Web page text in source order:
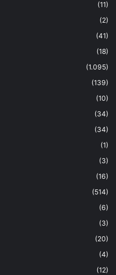
(11)
(2)
(41)
(18)
(1.095)
(139)
(10)
(34)
(34)
(1)
(3)
(16)
(514)
(6)
(3)
(20)
(4)
(12)